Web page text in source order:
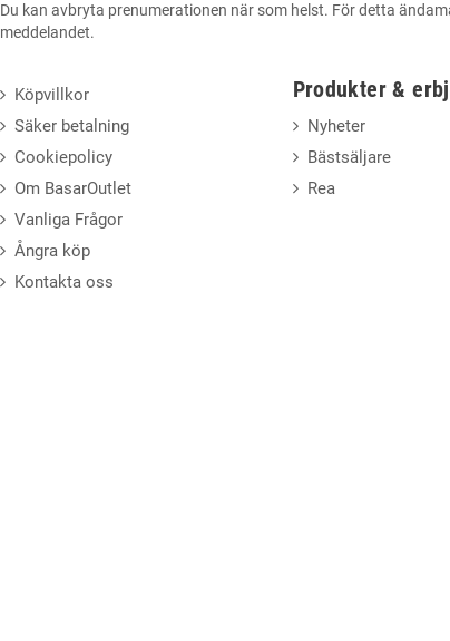
Du kan avbryta prenumerationen när som helst. För detta
meddelandet.
Köpvillkor
Säker betalning
Cookiepolicy
Om BasarOutlet
Vanliga Frågor
Ångra köp
Kontakta oss
Produkter &
Nyheter
Bästsäljare
Rea